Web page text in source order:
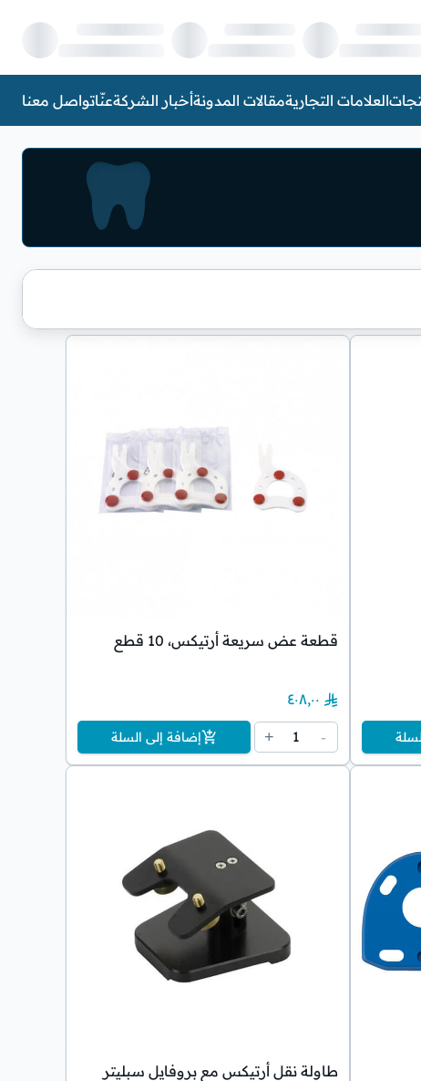
العلامات التجاريةمقالات المدونةأخبار الشركةعنّاتواصل معنا
قطعة عض سريعة أرتيكس، 10 قطع
٤٠٨٫٠٠
-
1
+ إضافة إلى السلة
طاولة نقل أرتيكس مع بروفايل سبليتر